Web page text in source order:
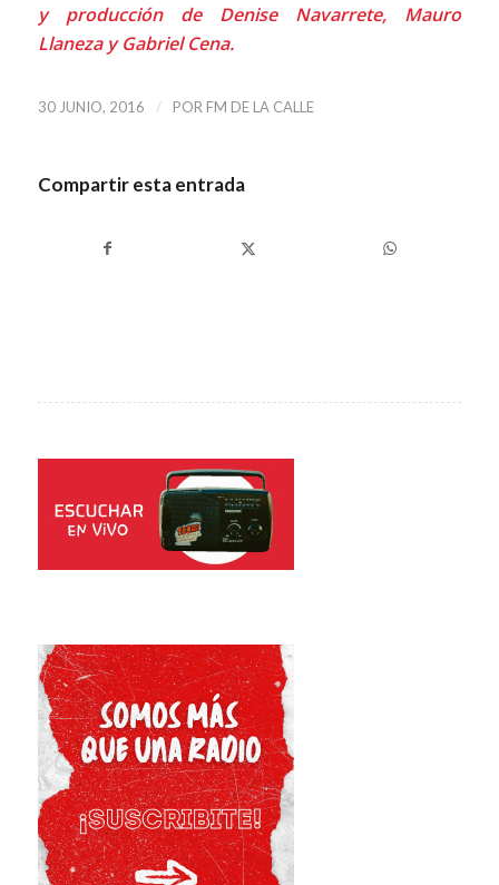
y producción de Denise Navarrete, Mauro
Llaneza y Gabriel Cena.
30 JUNIO, 2016 / POR FM DE LA CALLE
Compartir esta entrada